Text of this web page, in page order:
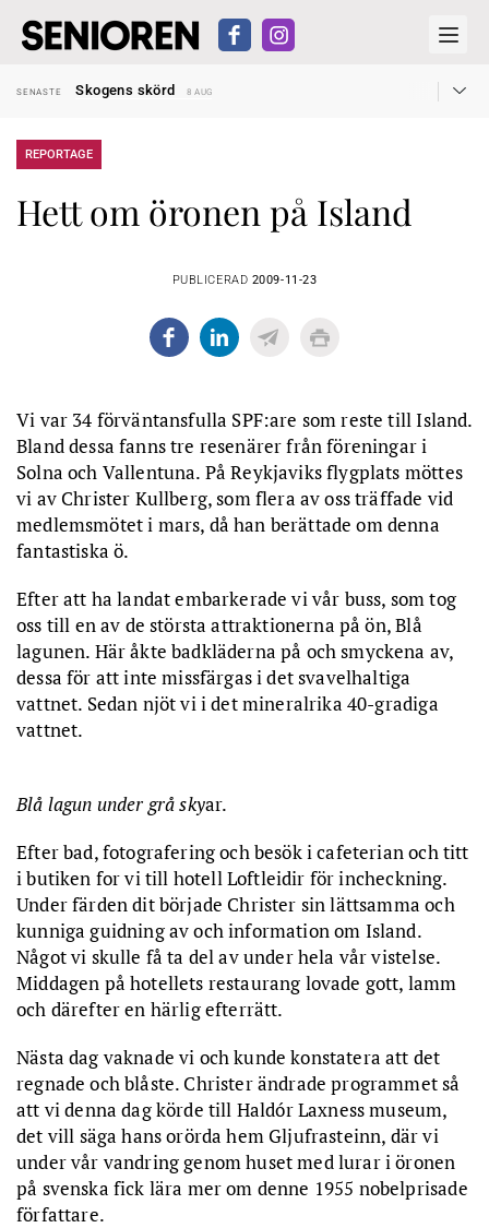
SENASTE
Skogens skörd
8 AUG
SENASTE
Kravet: Nu måste 65-årsgränsen bort
SENASTE
Hyror rusar ifrån äldres bostadstillägg
28 JUL
SENASTE
Skogens skörd 8 AUG
REPORTAGE
Hett om öronen på Island
PUBLICERAD 2009-11-23
Vi var 34 förväntansfulla SPF:are som reste till Island.
Bland dessa fanns tre resenärer från föreningar i
Solna och Vallentuna. På Reykjaviks flygplats möttes
vi av Christer Kullberg, som flera av oss träffade vid
medlemsmötet i mars, då han berättade om denna
fantastiska ö.
Efter att ha landat embarkerade vi vår buss, som tog
oss till en av de största attraktionerna på ön, Blå
lagunen. Här åkte badkläderna på och smyckena av,
dessa för att inte missfärgas i det svavelhaltiga
vattnet. Sedan njöt vi i det mineralrika 40-gradiga
vattnet.
Blå lagun under grå skyar.
Efter bad, fotografering och besök i cafeterian och titt
i butiken for vi till hotell Loftleidir för incheckning.
Under färden dit började Christer sin lättsamma och
kunniga guidning av och information om Island.
Något vi skulle få ta del av under hela vår vistelse.
Middagen på hotellets restaurang lovade gott, lamm
och därefter en härlig efterrätt.
Nästa dag vaknade vi och kunde konstatera att det
regnade och blåste. Christer ändrade programmet så
att vi denna dag körde till Haldór Laxness museum,
det vill säga hans orörda hem Gljufrasteinn, där vi
under vår vandring genom huset med lurar i öronen
på svenska fick lära mer om denne 1955 nobelprisade
författare.